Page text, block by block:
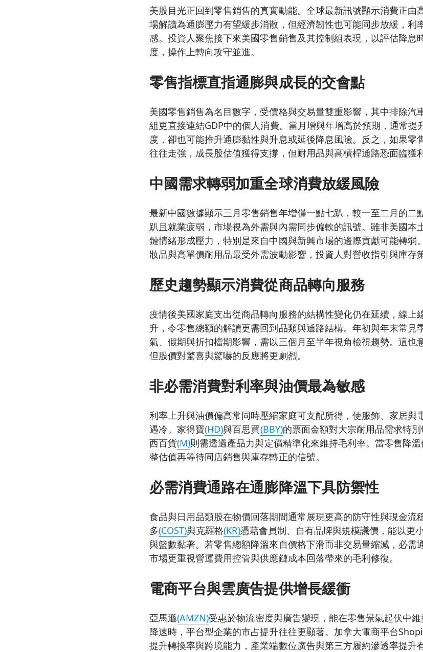
美股目光正回到零售銷售的真實動能。全球最新訊號顯示消費正由
場解讀為通膨壓力有望緩步消散，但經濟韌性也可能同步放緩，利
感。投資人聚焦接下來美國零售銷售及其控制組表現，以評估降息
度，操作上轉向攻守並進。
零售指標直指通膨與成長的交會點
美國零售銷售為名目數字，受價格與交易量雙重影響，其中排除汽
組更直接連結GDP中的個人消費。當月增與年增高於預期，通常提
度，卻也可能推升通膨黏性與升息或延後降息風險。反之，如果零
往往走強，成長股估值獲得支撐，但耐用品與高槓桿通路恐面臨獲
中國需求轉弱加重全球消費放緩風險
最新中國數據顯示三月零售銷售年增僅一點七趴，較一至二月的二
趴且就業疲弱，市場視為外需與內需同步偏軟的訊號。雖非美國本
鏈情緒形成壓力，特別是來自中國與新興市場的邊際貢獻可能轉弱
妝品與高單價耐用品最受外需波動影響，投資人對營收指引與庫存
歷史趨勢顯示消費從商品轉向服務
疫情後美國家庭支出從商品轉向服務的結構性變化仍在延續，線上
升，令零售總額的解讀更需回到品類與通路結構。年初與年末常見
氣、假期與折扣檔期影響，需以三個月至半年視角檢視趨勢。這也
但股價對驚喜與驚嚇的反應將更劇烈。
非必需消費對利率與油價最為敏感
利率上升與油價偏高常同時壓縮家庭可支配所得，使服飾、家居與
遇冷。家得寶(HD)與百思買(BBY)的票面金額對大宗耐用品需求特
西百貨(M)則需透過產品力與定價精準化來維持毛利率。當零售降
整估值再等待同店銷售與庫存轉正的信號。
必需消費通路在通膨降溫下具防禦性
食品與日用品類股在物價回落期間通常展現更高的防守性與現金流
多(COST)與克羅格(KR)憑藉會員制、自有品牌與規模議價，能以更
與籃數黏著。若零售總額降溫來自價格下滑而非交易量縮減，必需
市場更重視營運費用控管與供應鏈成本回落帶來的毛利修復。
電商平台與雲廣告提供增長緩衝
亞馬遜(AMZN)受惠於物流密度與廣告變現，能在零售景氣起伏中
降速時，平台型企業的市占提升往往更顯著。加拿大電商平台
提升轉換率與跨境能力，產業端數位廣告與第三方履約滲透率提升